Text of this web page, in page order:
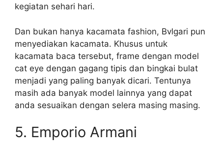
kegiatan sehari hari.
Dan bukan hanya kacamata fashion, Bvlgari pun
menyediakan kacamata. Khusus untuk
kacamata baca tersebut, frame dengan model
cat eye dengan gagang tipis dan bingkai bulat
menjadi yang paling banyak dicari. Tentunya
masih ada banyak model lainnya yang dapat
anda sesuaikan dengan selera masing masing.
5. Emporio Armani